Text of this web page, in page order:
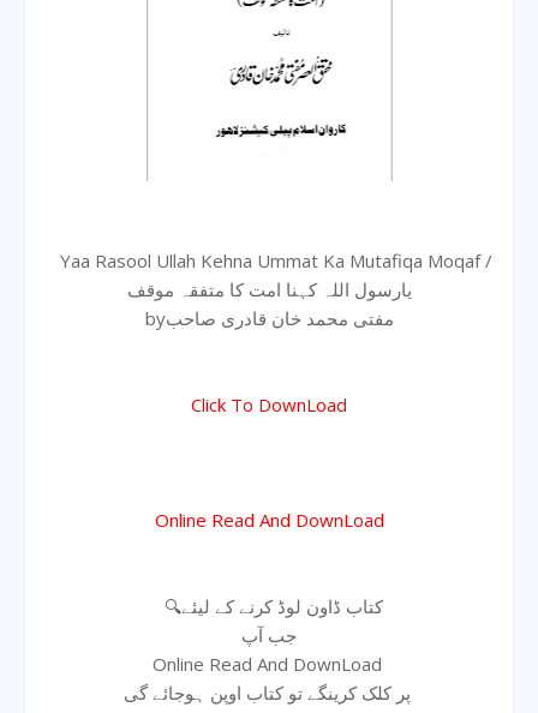
Yaa Rasool Ullah Kehna Ummat Ka Mutafiqa Moqaf /
یارسول اللہ کہنا امت کا متفقہ موقف
byمفتی محمد خان قادری صاحب
Click To DownLoad
Online Read And DownLoad
🔍کتاب ڈاون لوڈ کرنے کے لیئے
جب آپ
Online Read And DownLoad